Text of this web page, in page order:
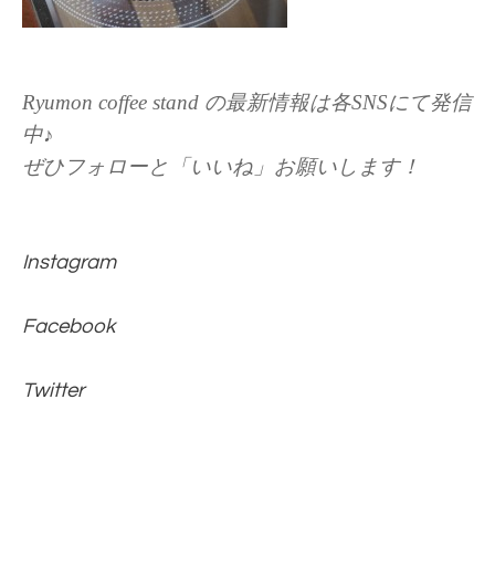
Ryumon coffee stand の最新情報は各SNSにて発信
中♪
ぜひフォローと「いいね」お願いします！
Instagram
Facebook
Twitter